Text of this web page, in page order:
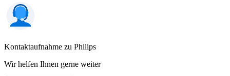
Kontaktaufnahme zu Philips
Wir helfen Ihnen gerne weiter